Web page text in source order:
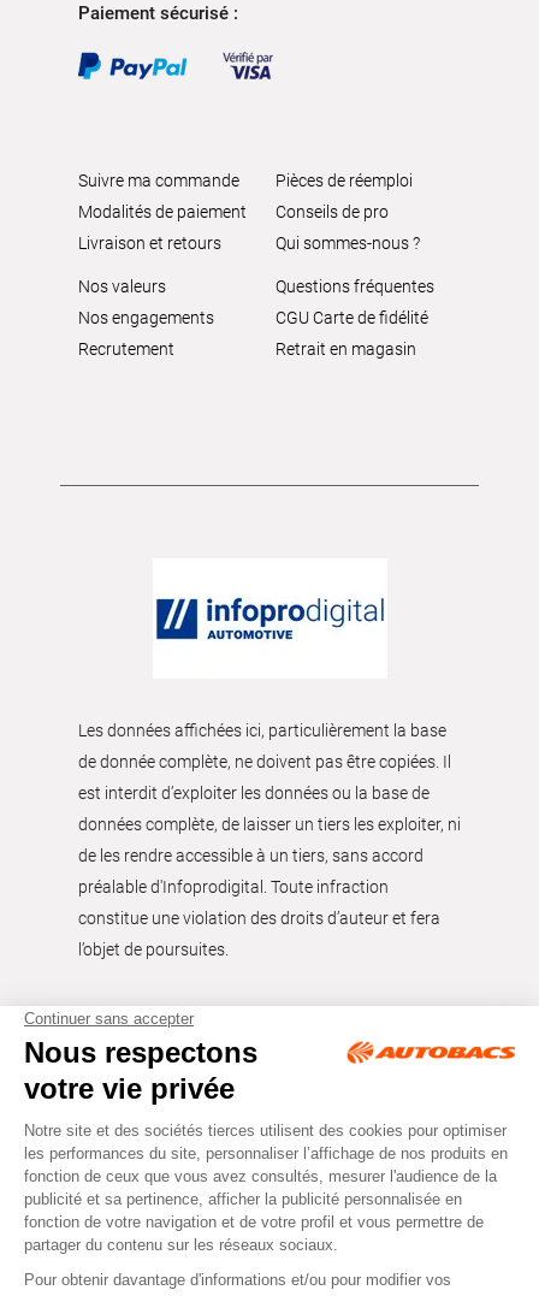
Paiement sécurisé :
Suivre ma commande
Modalités de paiement
Livraison et retours
Pièces de réemploi
Conseils de pro
Qui sommes-nous ?
Nos valeurs
Nos engagements
Recrutement
Questions fréquentes
CGU Carte de fidélité
Retrait en magasin
Les données affichées ici, particulièrement la base
de donnée complète, ne doivent pas être copiées. Il
est interdit d’exploiter les données ou la base de
données complète, de laisser un tiers les exploiter, ni
de les rendre accessible à un tiers, sans accord
préalable d'Infoprodigital. Toute infraction
constitue une violation des droits d’auteur et fera
l’objet de poursuites.
Tous droits réservés © Autobacs
Mentions légales RGPD
Cookies CGV